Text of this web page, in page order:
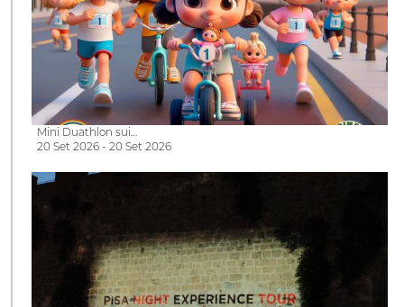
Mini Duathlon sui…
20 Set 2026 - 20 Set 2026